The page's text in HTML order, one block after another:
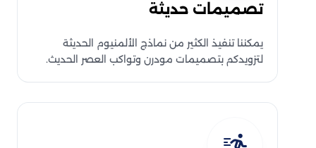
تصميمات حديثة
يمكننا تنفيذ الكثير من نماذج الألمنيوم الحديثة
لتزويدكم بتصميمات مودرن وتواكب العصر الحديث.